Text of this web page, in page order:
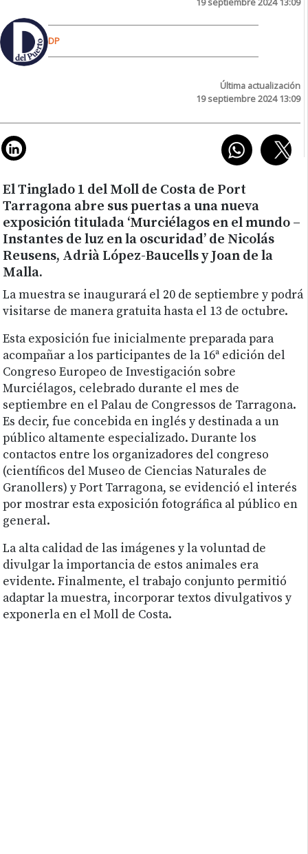
DP
Última actualización
19 septiembre 2024 13:09
El Tinglado 1 del Moll de Costa de Port
Tarragona abre sus puertas a una nueva
exposición titulada ‘Murciélagos en el mundo –
Instantes de luz en la oscuridad’ de Nicolás
Reusens, Adrià López-Baucells y Joan de la
Malla.
La muestra se inaugurará el 20 de septiembre y podrá
visitarse de manera gratuita hasta el 13 de octubre.
Esta exposición fue inicialmente preparada para
acompañar a los participantes de la 16ª edición del
Congreso Europeo de Investigación sobre
Murciélagos, celebrado durante el mes de
septiembre en el Palau de Congressos de Tarragona.
Es decir, fue concebida en inglés y destinada a un
público altamente especializado. Durante los
contactos entre los organizadores del congreso
(científicos del Museo de Ciencias Naturales de
Granollers) y Port Tarragona, se evidenció el interés
por mostrar esta exposición fotográfica al público en
general.
La alta calidad de las imágenes y la voluntad de
divulgar la importancia de estos animales era
evidente. Finalmente, el trabajo conjunto permitió
adaptar la muestra, incorporar textos divulgativos y
exponerla en el Moll de Costa.